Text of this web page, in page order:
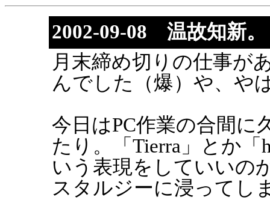
2002-09-08 温故知新。
月末締め切りの仕事が
んでした（爆）や、や
今日はPC作業の合間に
たり。「Tierra」とか
いう表現をしていいの
スタルジーに浸ってし